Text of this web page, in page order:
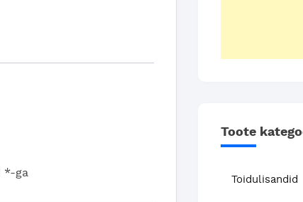
*-ga
Toote
Toidulisandid